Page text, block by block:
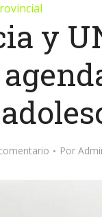
y
Por